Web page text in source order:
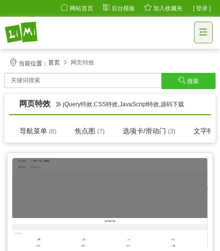
网站首页 后台模板 加入收藏夹 [ 登录 ]
当前位置： 首页 网页特效
搜索
网页特效 jQuery特效,CSS特效,JavaScript特效,源码下载
导航菜单 (8) 焦点图 (7) 选项卡/滑动门 (3) 文字特